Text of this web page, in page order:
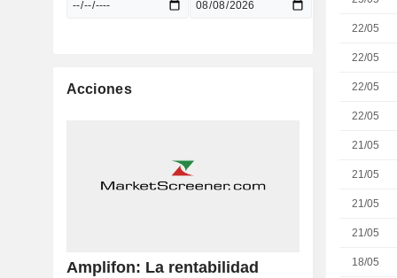
22/05
22/05
22/05
22/05
21/05
21/05
21/05
21/05
18/05
Acciones
Amplifon: La rentabilidad